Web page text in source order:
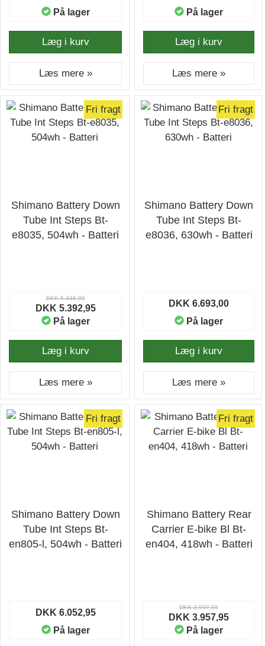
På lager
Læg i kurv
Læs mere »
På lager
Læg i kurv
Læs mere »
Fri fragt
Shimano Battery Down
Tube Int Steps Bt-
e8035, 504wh - Batteri
DKK 5.446,95
DKK 5.392,95
På lager
Læg i kurv
Læs mere »
Fri fragt
Shimano Battery Down
Tube Int Steps Bt-
e8036, 630wh - Batteri
DKK 6.693,00
På lager
Læg i kurv
Læs mere »
Fri fragt
Shimano Battery Down
Tube Int Steps Bt-
en805-l, 504wh - Batteri
DKK 6.052,95
På lager
Fri fragt
Shimano Battery Rear
Carrier E-bike Bl Bt-
en404, 418wh - Batteri
DKK 3.997,95
DKK 3.957,95
På lager